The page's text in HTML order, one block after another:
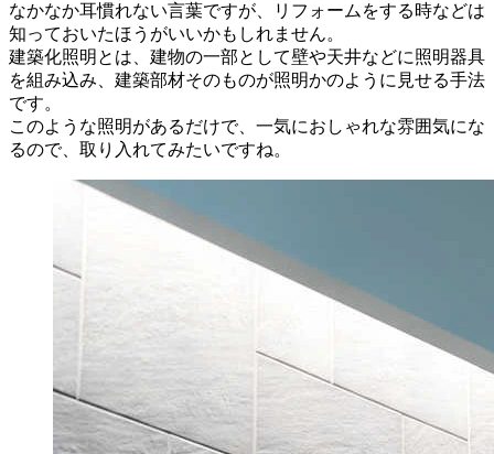
なかなか耳慣れない言葉ですが、リフォームをする時などは
知っておいたほうがいいかもしれません。
建築化照明とは、建物の一部として壁や天井などに照明器具
を組み込み、建築部材そのものが照明かのように見せる手法
です。
このような照明があるだけで、一気におしゃれな雰囲気にな
るので、取り入れてみたいですね。